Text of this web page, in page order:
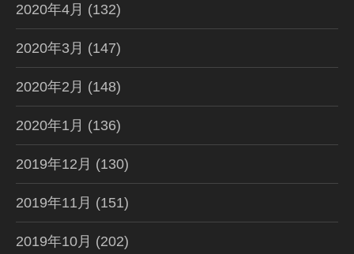
2020年4月 (132)
2020年3月 (147)
2020年2月 (148)
2020年1月 (136)
2019年12月 (130)
2019年11月 (151)
2019年10月 (202)